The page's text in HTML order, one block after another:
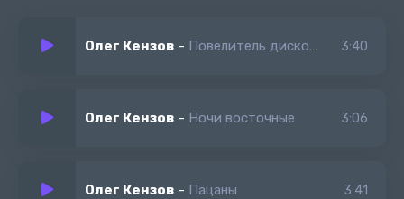
Олег Кензов - Повелитель дискотек 3:40
Олег Кензов - Ночи восточные 3:06
Олег Кензов - Пацаны 3:41